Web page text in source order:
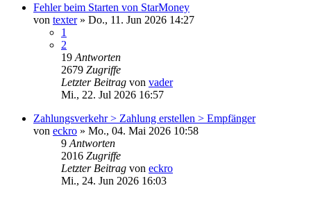
Fehler beim Starten von StarMoney
von texter» Do., 11. Jun 2026 14:27
1
2
19 Antworten
2679 Zugriffe
Letzter Beitrag von vader
Mi., 22. Jul 2026 16:57
Zahlungsverkehr > Zahlung erstellen > Empfänger
von eckro » Mo., 04. Mai 2026 10:58
9 Antworten
2016 Zugriffe
Letzter Beitrag von eckro
Mi., 24. Jun 2026 16:03